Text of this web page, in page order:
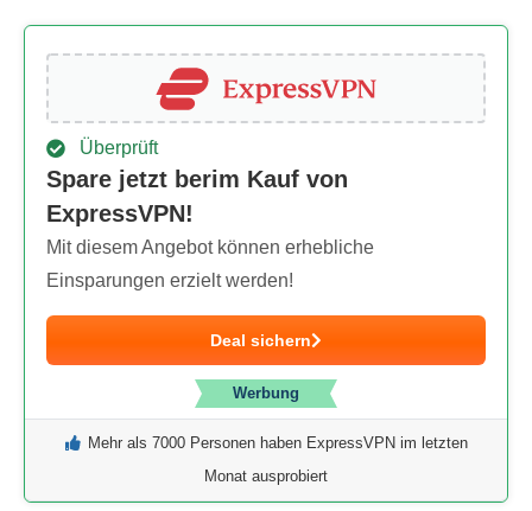
Überprüft
Spare jetzt berim Kauf von
ExpressVPN!
Mit diesem Angebot können erhebliche
Einsparungen erzielt werden!
Deal sichern
Werbung
Mehr als 7000 Personen haben ExpressVPN im letzten
Monat ausprobiert